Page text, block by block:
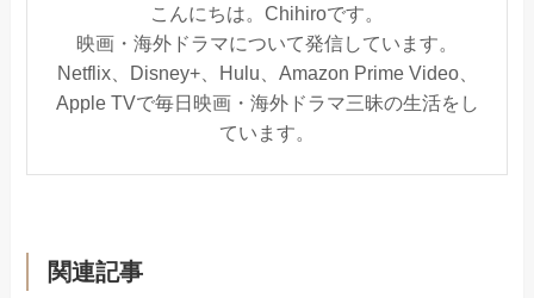
こんにちは。Chihiroです。
映画・海外ドラマについて発信しています。
Netflix、Disney+、Hulu、Amazon Prime Video、
Apple TVで毎日映画・海外ドラマ三昧の生活をし
ています。
関連記事